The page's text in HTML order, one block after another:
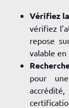
Vérifiez
vérifiez
repose
valable en
pour